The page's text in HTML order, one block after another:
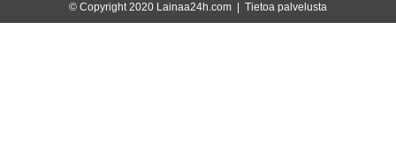
© Copyright 2020 Lainaa24h.com | Tietoa palvelusta